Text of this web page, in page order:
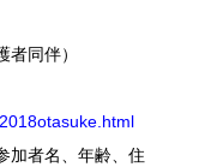
同伴）
者名、年齢、住